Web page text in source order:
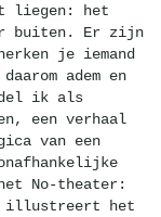
liegen: het
buiten. Er zijn
je iemand
adem en
ik als
een verhaal
van een
No-theater:
illustreert het